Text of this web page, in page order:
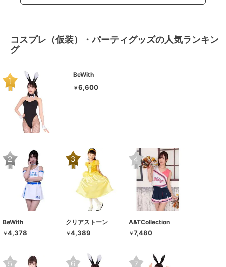
コスプレ（仮装）・パーティグッズの人気ランキン
グ
BeWith
￥6,600
BeWith
￥4,378
クリアストーン
￥4,389
A&TCollection
￥7,480